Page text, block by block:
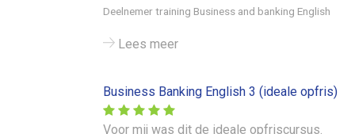
Deelnemer training Business and banking English
Lees meer
Business Banking English 3 (ideale opfris)
Voor mij was dit de ideale opfriscursus.